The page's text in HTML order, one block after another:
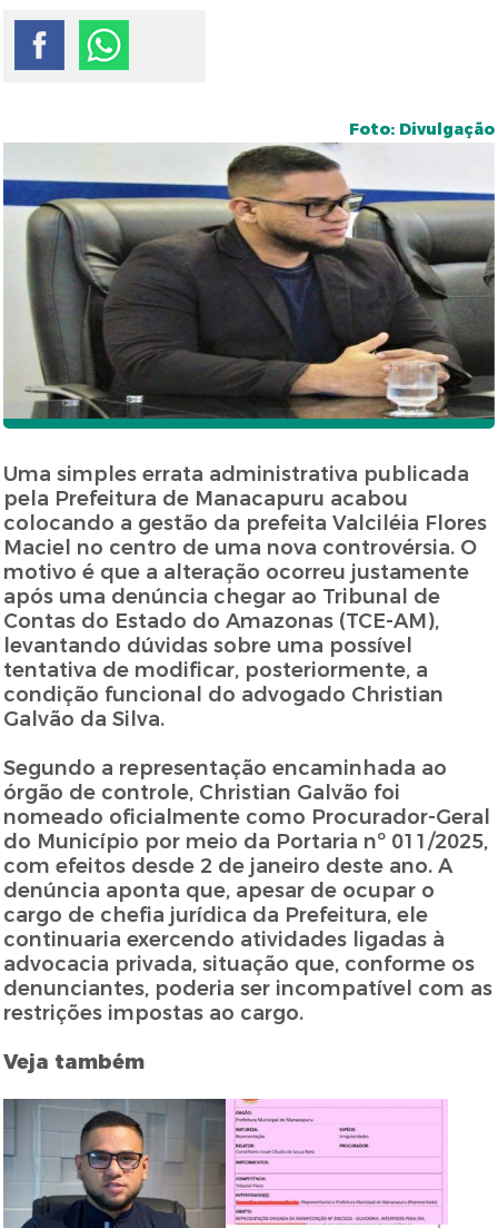
Foto: Divulgação
Uma simples errata administrativa publicada
pela Prefeitura de Manacapuru acabou
colocando a gestão da prefeita Valciléia Flores
Maciel no centro de uma nova controvérsia. O
motivo é que a alteração ocorreu justamente
após uma denúncia chegar ao Tribunal de
Contas do Estado do Amazonas (TCE-AM),
levantando dúvidas sobre uma possível
tentativa de modificar, posteriormente, a
condição funcional do advogado Christian
Galvão da Silva.
Segundo a representação encaminhada ao
órgão de controle, Christian Galvão foi
nomeado oficialmente como Procurador-Geral
do Município por meio da Portaria nº 011/2025,
com efeitos desde 2 de janeiro deste ano. A
denúncia aponta que, apesar de ocupar o
cargo de chefia jurídica da Prefeitura, ele
continuaria exercendo atividades ligadas à
advocacia privada, situação que, conforme os
denunciantes, poderia ser incompatível com as
restrições impostas ao cargo.
Veja também